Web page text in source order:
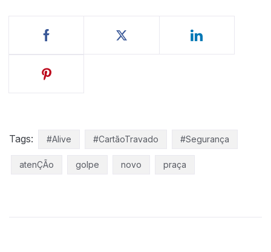
Tags: #Alive #CartãoTravado #Segurança
atenÇÃo golpe novo praça